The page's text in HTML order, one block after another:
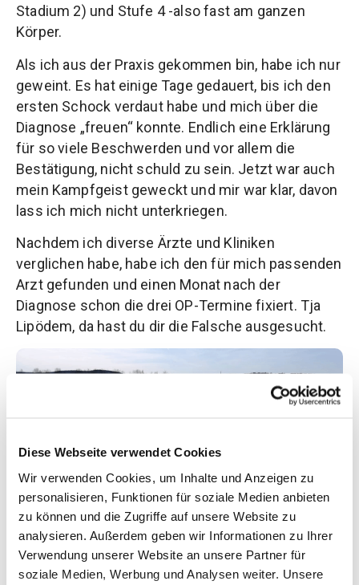
Diese Webseite verwendet Cookies
Wir verwenden Cookies, um Inhalte und Anzeigen zu
personalisieren, Funktionen für soziale Medien anbieten
zu können und die Zugriffe auf unsere Website zu
analysieren. Außerdem geben wir Informationen zu Ihrer
Verwendung unserer Website an unsere Partner für
soziale Medien, Werbung und Analysen weiter. Unsere
Stadium 2) und Stufe 4 -also fast am ganzen
Körper.
Als ich aus der Praxis gekommen bin, habe ich nur
geweint. Es hat einige Tage gedauert, bis ich den
ersten Schock verdaut habe und mich über die
Diagnose „freuen“ konnte. Endlich eine Erklärung
für so viele Beschwerden und vor allem die
Bestätigung, nicht schuld zu sein. Jetzt war auch
mein Kampfgeist geweckt und mir war klar, davon
lass ich mich nicht unterkriegen.
Nachdem ich diverse Ärzte und Kliniken
verglichen habe, habe ich den für mich passenden
Arzt gefunden und einen Monat nach der
Diagnose schon die drei OP-Termine fixiert. Tja
Lipödem, da hast du dir die Falsche ausgesucht.